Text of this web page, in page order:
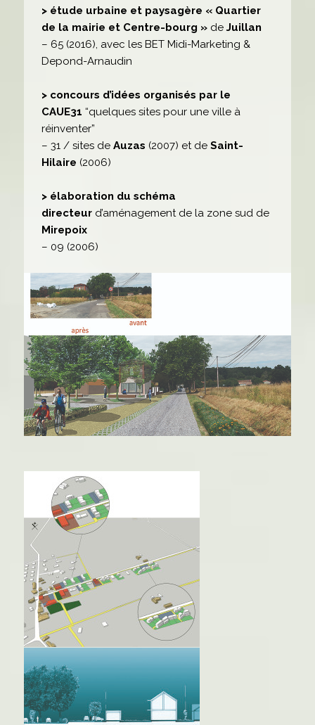
> étude urbaine et paysagère « Quartier
de la mairie et Centre-bourg » deJuillan
– 65 (2016), avec les BET Midi-Marketing &
Depond-Arnaudin
> concours d’idées organisés par le
CAUE31“quelques sites pour une ville à
réinventer”
– 31 / sites deAuzas (2007) et deSaint-
Hilaire (2006)
> élaboration du schéma
directeur d’aménagement de la zone sud de
Mirepoix
– 09 (2006)